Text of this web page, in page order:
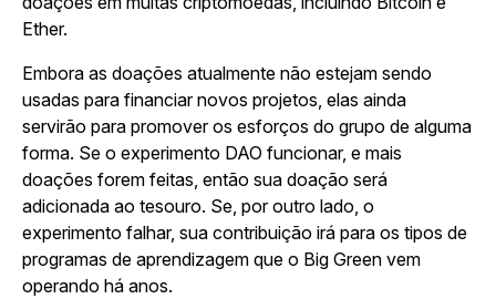
Ether.
Embora as doações atualmente não estejam sendo
usadas para financiar novos projetos, elas ainda
servirão para promover os esforços do grupo de alguma
forma. Se o experimento DAO funcionar, e mais
doações forem feitas, então sua doação será
adicionada ao tesouro. Se, por outro lado, o
experimento falhar, sua contribuição irá para os tipos de
programas de aprendizagem que o Big Green vem
operando há anos.